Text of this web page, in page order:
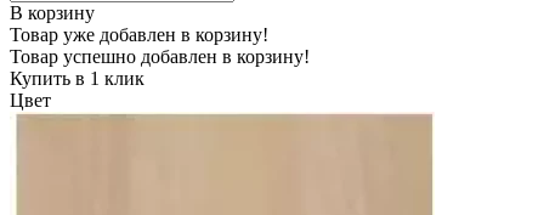
В корзину
Товар уже добавлен в корзину!
Товар успешно добавлен в корзину!
Купить в 1 клик
Цвет